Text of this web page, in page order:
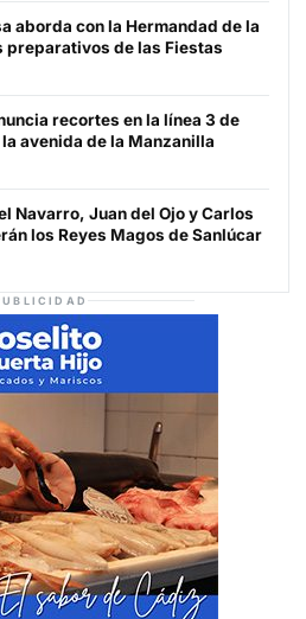
aborda con la Hermandad de la
preparativos de las Fiestas
recortes en la línea 3 de
avenida de la Manzanilla
Navarro, Juan del Ojo y Carlos
los Reyes Magos de Sanlúcar